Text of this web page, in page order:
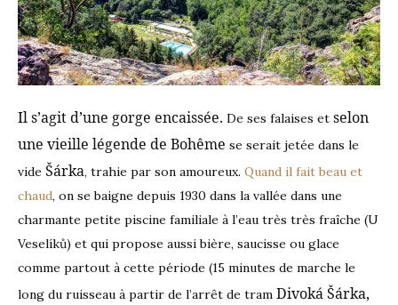
Il s’agit d’une gorge encaissée. De ses falaises et selon
une vieille légende de Bohême se serait jetée dans le
vide Šárka, trahie par son amoureux. Quand il fait beau et
chaud, on se baigne depuis 1930 dans la vallée dans une
charmante petite piscine familiale à l’eau très très fraîche (U
Veselíků) et qui propose aussi bière, saucisse ou glace
comme partout à cette période (15 minutes de marche le
long du ruisseau à partir de l’arrêt de tram Divoká Šárka,